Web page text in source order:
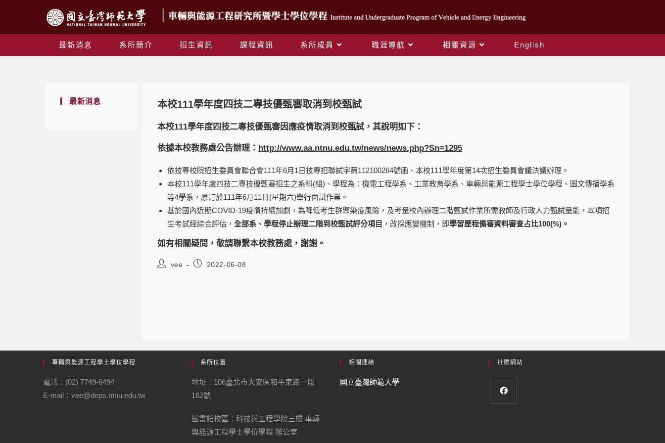
最新消息 系所簡介 招生資訊 課程資訊 系所成員 職涯導航 相關資源
English
最新消息 本校111學年度四技二專技優甄審取消到校甄試
本校111學年度四技二專技優甄審因應疫情取消到校甄試，其說明如下：
依據本校教務處公告辦理： http://www.aa.ntnu.edu.tw/news/news.php?Sn=1295
依技專校院招生委員會聯合會111年6月1日技專招聯試字第112100264號函、本校111學年度第14次招生委員會議決議辦理。
本校111學年度四技二專技優甄審招生之系科(組)、學程為：機電工程學系、工業教育學系、車輛與能源工程學士學位學程、圖文傳播學系
等4學系，原訂於111年6月11日(星期六)舉行面試作業。
基於國內近期COVID-19疫情持續加劇，為降低考生群聚染疫風險，及考量校內辦理二階甄試作業所需教師及行政人力甄試量能，本項招
生考試經綜合評估， 全部系、學程停止辦理二階到校甄試評分項目 ，改採應變機制，即學習歷程備審資料審查占比100(%)。
如有相關疑問，敬請聯繫本校教務處，謝謝。
vee 2022-06-08
車輛與能源工程學士學位學程
電話：(02) 7749-6494
E-mail：vee@deps.ntnu.edu.tw
系所位置
地址：106臺北市大安區和平東路一段
162號
圖書館校區：科技與工程學院三樓 車輛
與能源工程學士學位學程 辦公室
相關連結
國立臺灣師範大學
社群網站